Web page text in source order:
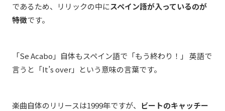
であるため、リリックの中にスペイン語が入っているのが
特徴です。
「Se Acabo」自体もスペイン語で「もう終わり！」 英語で
言うと「It’s over」という意味の言葉です。
楽曲自体のリリースは1999年ですが、 ビートのキャッチー